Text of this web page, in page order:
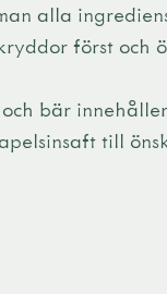
alla
först och
bär
till